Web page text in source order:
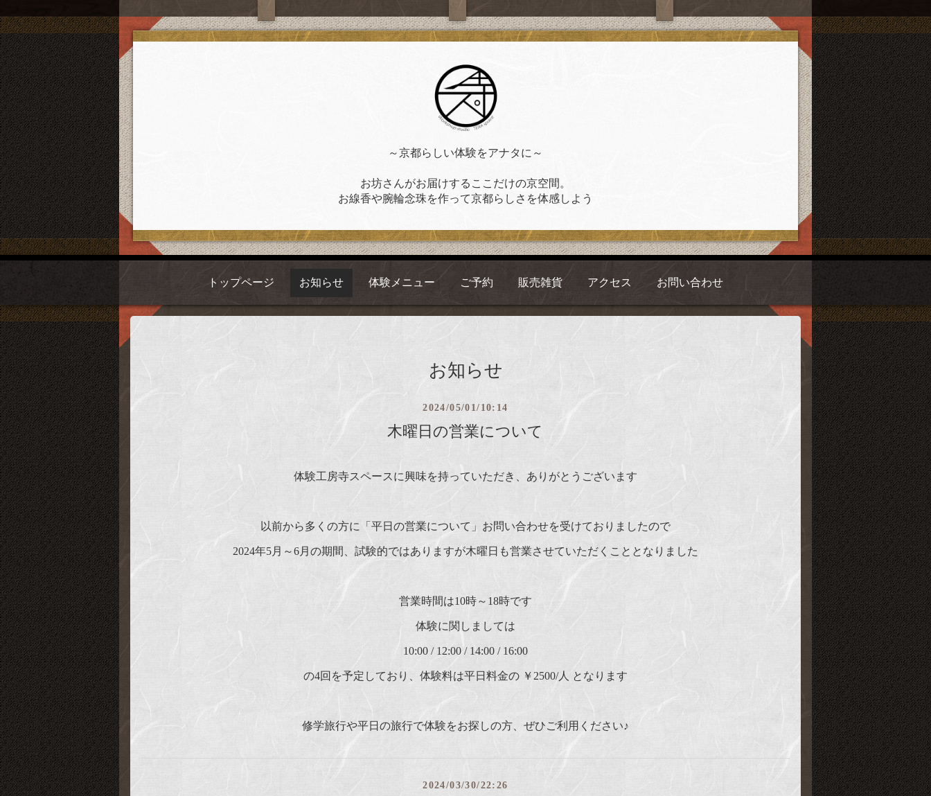
～京都らしい体験をアナタに～
お坊さんがお届けするここだけの京空間。
お線香や腕輪念珠を作って京都らしさを体感しよう
トップページ お知らせ 体験メニュー ご予約 販売雑貨 アクセス お問い合わせ
お知らせ
2024/05/01/10:14
木曜日の営業について
体験工房寺スペースに興味を持っていただき、ありがとうございます
以前から多くの方に「平日の営業について」お問い合わせを受けておりましたので
2024年5月～6月の期間、試験的ではありますが木曜日も営業させていただくこととなりました
営業時間は10時～18時です
体験に関しましては
10:00 / 12:00 / 14:00 / 16:00
の4回を予定しており、体験料は平日料金の ￥2500/人 となります
修学旅行や平日の旅行で体験をお探しの方、ぜひご利用ください♪
2024/03/30/22:26